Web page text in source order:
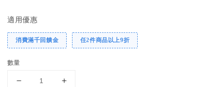
適用優惠
消費滿千回饋金 任2件商品以上9折
數量